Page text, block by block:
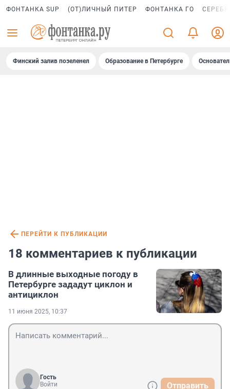
ФОНТАНКА SUP (ОТ)ЛИЧНЫЙ ПИТЕР ФОНТАНКА ГО
Финский залив позеленел Образование в Петербурге
ПЕРЕЙТИ К ПУБЛИКАЦИИ
18 комментариев к публикации
В длинные выходные погоду в
Петербурге зададут циклон и
антициклон
11 июня 2025, 10:37
Гость
Войти
Отправить